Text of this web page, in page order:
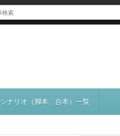
シナリオ（脚本、台本）一覧